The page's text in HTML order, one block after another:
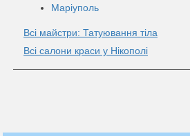
Маріуполь
Всі майстри: Татуювання тіла
Всі салони краси у Нікополі